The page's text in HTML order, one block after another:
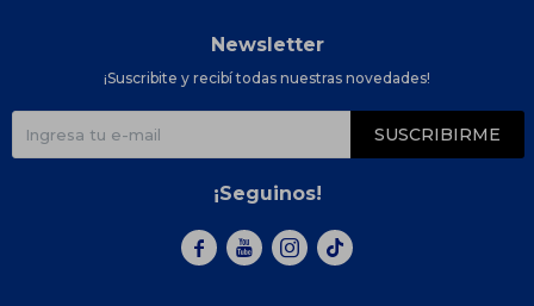
Newsletter
¡Suscribite y recibí todas nuestras novedades!
SUSCRIBIRME
¡Seguinos!
  